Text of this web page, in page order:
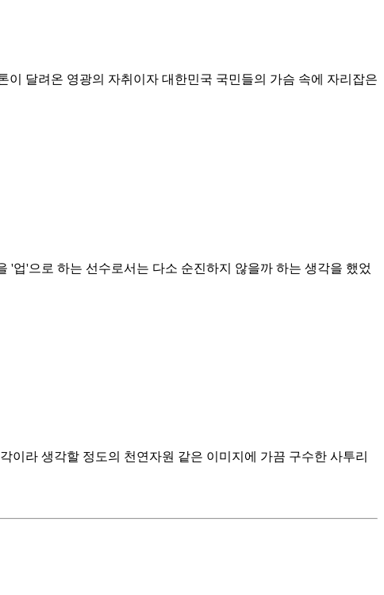
달려온 영광의 자취이자 대한민국 국민들의 가슴 속에 자리잡은
업'으로 하는 선수로서는 다소 순진하지 않을까 하는 생각을 했었
라 생각할 정도의 천연자원 같은 이미지에 가끔 구수한 사투리